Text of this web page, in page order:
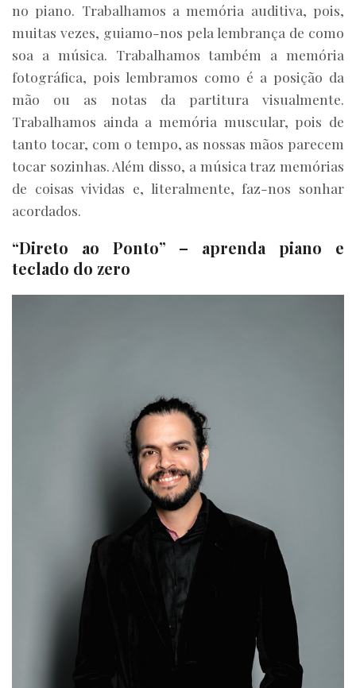
no piano. Trabalhamos a memória auditiva, pois,
muitas vezes, guiamo-nos pela lembrança de como
soa a música. Trabalhamos também a memória
fotográfica, pois lembramos como é a posição da
mão ou as notas da partitura visualmente.
Trabalhamos ainda a memória muscular, pois de
tanto tocar, com o tempo, as nossas mãos parecem
tocar sozinhas. Além disso, a música traz memórias
de coisas vividas e, literalmente, faz-nos sonhar
acordados.
“Direto ao Ponto” – aprenda piano e
teclado do zero